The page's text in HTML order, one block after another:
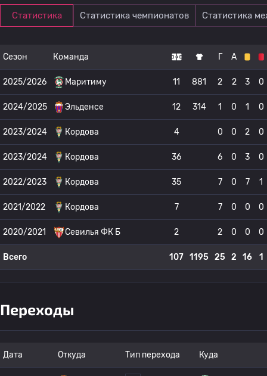
Статистика Статистика чемпионатов Статистика
Сезон Команда Г А
2025/2026 Маритиму 11 881 2 2 3 0
2024/2025 Эльденсе 12 314 1 0 1 0
2023/2024 Кордова 4 0 0 2 0
2023/2024 Кордова 36 6 0 3 0
2022/2023 Кордова 35 7 0 7 1
2021/2022 Кордова 7 7 0 0 0
2020/2021 Севилья ФК Б 2 2 0 0 0
Всего 107 1195 25 2 16 1
Переходы
Дата Откуда Тип перехода Куда